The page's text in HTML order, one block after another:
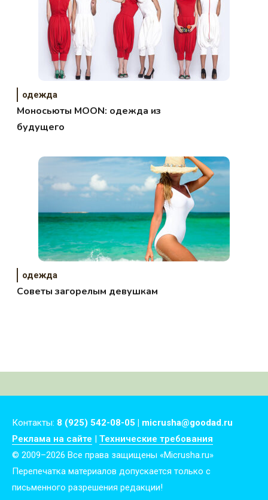
одежда
Моносьюты MOON: одежда из
будущего
одежда
Советы загорелым девушкам
Контакты: 8 (925) 542-08-05 | micrusha@goodad.ru
Реклама на сайте | Технические требования
© 2009–2026 Все права защищены «Micrusha.ru»
Перепечатка материалов допускается только с
письменного разрешения редакции!